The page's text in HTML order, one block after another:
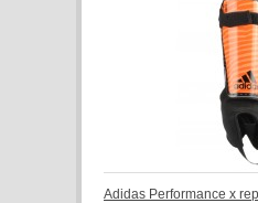
Adidas Performance x